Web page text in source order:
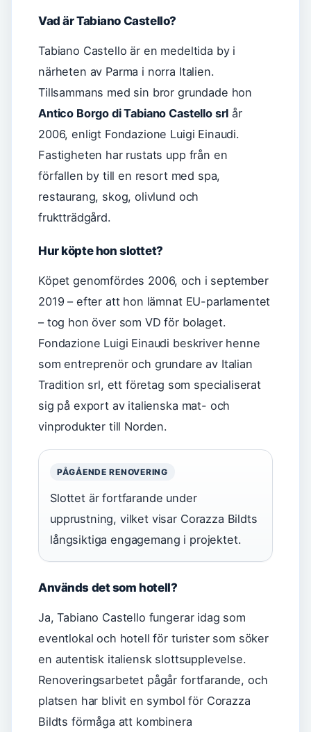
Vad är Tabiano Castello?
Tabiano Castello är en medeltida by i
närheten av Parma i norra Italien.
Tillsammans med sin bror grundade hon
Antico Borgo di Tabiano Castello srl år
2006, enligt Fondazione Luigi Einaudi.
Fastigheten har rustats upp från en
förfallen by till en resort med spa,
restaurang, skog, olivlund och
fruktträdgård.
Hur köpte hon slottet?
Köpet genomfördes 2006, och i september
2019 – efter att hon lämnat EU-parlamentet
– tog hon över som VD för bolaget.
Fondazione Luigi Einaudi beskriver henne
som entreprenör och grundare av Italian
Tradition srl, ett företag som specialiserat
sig på export av italienska mat- och
vinprodukter till Norden.
PÅGÅENDE RENOVERING
Slottet är fortfarande under
upprustning, vilket visar Corazza Bildts
långsiktiga engagemang i projektet.
Används det som hotell?
Ja, Tabiano Castello fungerar idag som
eventlokal och hotell för turister som söker
en autentisk italiensk slottsupplevelse.
Renoveringsarbetet pågår fortfarande, och
platsen har blivit en symbol för Corazza
Bildts förmåga att kombinera